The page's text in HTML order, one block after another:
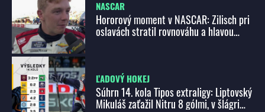
NASCAR
Hororový moment v NASCAR: Zilisch pri
oslavách stratil rovnováhu a hlavou
ĽADOVÝ HOKEJ
Súhrn 14. kola Tipos extraligy: Liptovský
Mikuláš zaťažil Nitru 8 gólmi, v šlágri